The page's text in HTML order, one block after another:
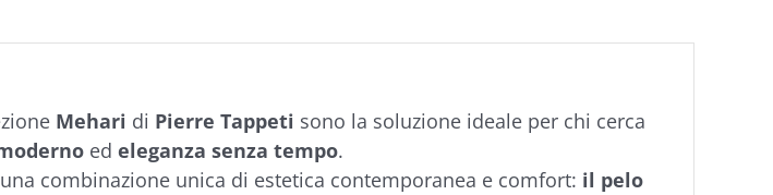
Mehari di Pierre Tappeti sono la soluzione ideale per chi cerca
ed eleganza senza tempo.
combinazione unica di estetica contemporanea e comfort: il pelo